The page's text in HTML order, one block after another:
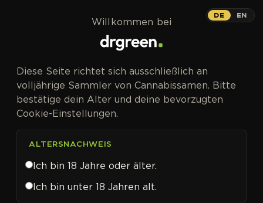
DE EN
Willkommen bei
Diese Seite richtet sich ausschließlich an
volljährige Sammler von Cannabissamen. Bitte
bestätige dein Alter und deine bevorzugten
Cookie-Einstellungen.
ALTERSNACHWEIS
Ich bin 18 Jahre oder älter.
Ich bin unter 18 Jahren alt.